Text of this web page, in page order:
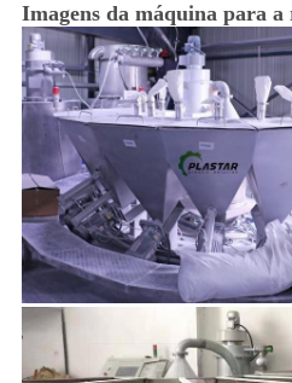
Imagens da máquina para a